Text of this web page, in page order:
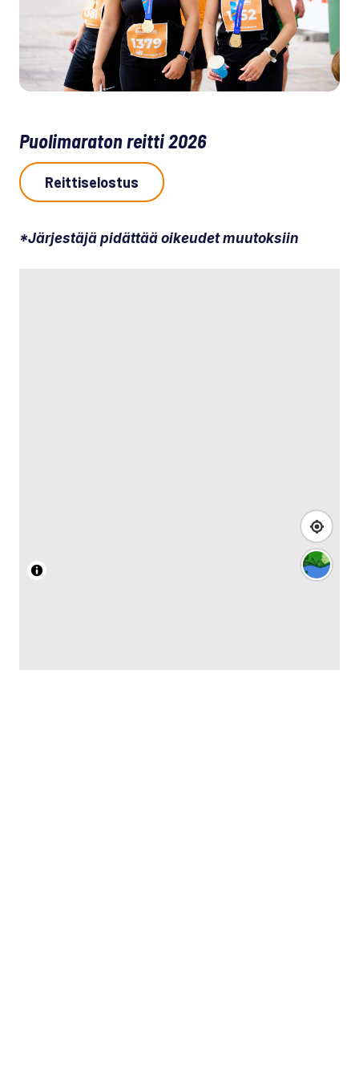
Puolimaraton reitti 2026
Reittiselostus
*Järjestäjä pidättää oikeudet muutoksiin